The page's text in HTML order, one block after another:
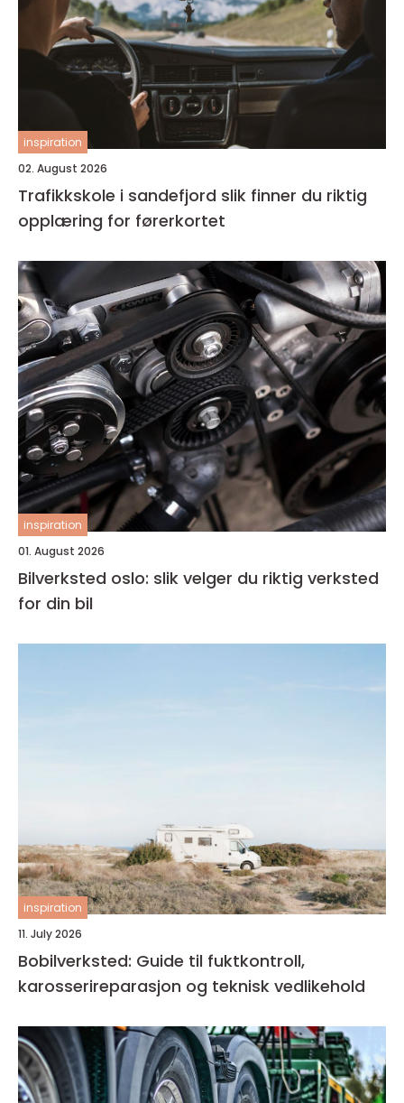
inspiration
02. August 2026
Trafikkskole i sandefjord slik finner du riktig
opplæring for førerkortet
inspiration
01. August 2026
Bilverksted oslo: slik velger du riktig verksted
for din bil
inspiration
11. July 2026
Bobilverksted: Guide til fuktkontroll,
karosserireparasjon og teknisk vedlikehold